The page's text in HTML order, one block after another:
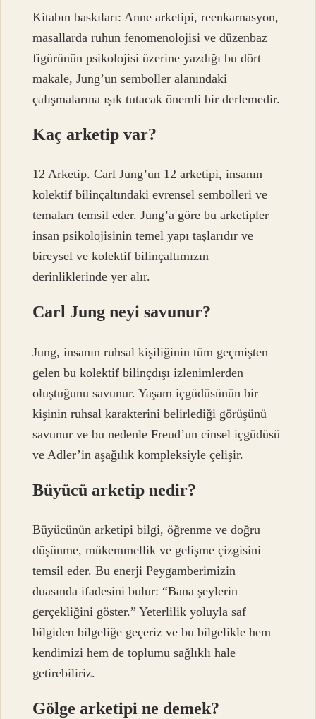
Kitabın baskıları: Anne arketipi, reenkarnasyon,
masallarda ruhun fenomenolojisi ve düzenbaz
figürünün psikolojisi üzerine yazdığı bu dört
makale, Jung’un semboller alanındaki
çalışmalarına ışık tutacak önemli bir derlemedir.
Kaç arketip var?
12 Arketip. Carl Jung’un 12 arketipi, insanın
kolektif bilinçaltındaki evrensel sembolleri ve
temaları temsil eder. Jung’a göre bu arketipler
insan psikolojisinin temel yapı taşlarıdır ve
bireysel ve kolektif bilinçaltımızın
derinliklerinde yer alır.
Carl Jung neyi savunur?
Jung, insanın ruhsal kişiliğinin tüm geçmişten
gelen bu kolektif bilinçdışı izlenimlerden
oluştuğunu savunur. Yaşam içgüdüsünün bir
kişinin ruhsal karakterini belirlediği görüşünü
savunur ve bu nedenle Freud’un cinsel içgüdüsü
ve Adler’in aşağılık kompleksiyle çelişir.
Büyücü arketip nedir?
Büyücünün arketipi bilgi, öğrenme ve doğru
düşünme, mükemmellik ve gelişme çizgisini
temsil eder. Bu enerji Peygamberimizin
duasında ifadesini bulur: “Bana şeylerin
gerçekliğini göster.” Yeterlilik yoluyla saf
bilgiden bilgeliğe geçeriz ve bu bilgelikle hem
kendimizi hem de toplumu sağlıklı hale
getirebiliriz.
Gölge arketipi ne demek?